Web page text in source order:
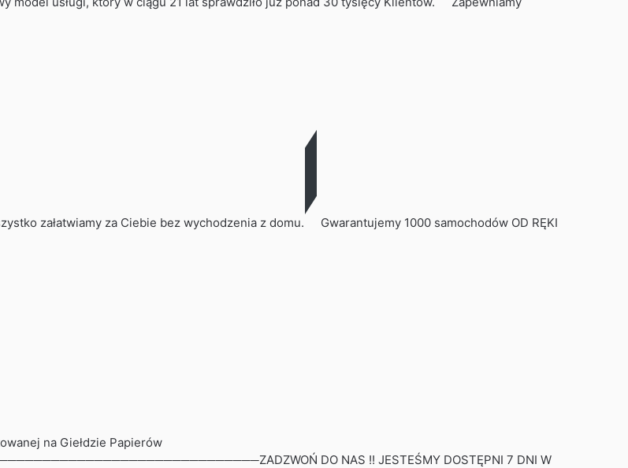
załatwiamy za Ciebie bez wychodzenia z domu. Gwarantujemy 1000 samochodów OD RĘKI
na Giełdzie Papierów
DO NAS !! JESTEŚMY DOSTĘPNI 7 DNI W